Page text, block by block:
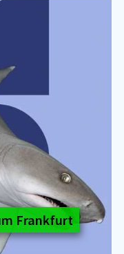
Frank­furt